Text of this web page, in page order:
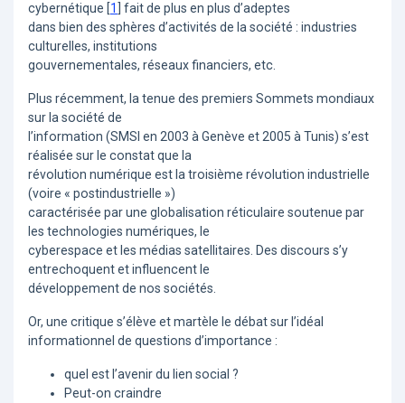
cybernétique [1
fait de plus en plus d’adeptes
dans bien des sphères d’activités de la société : industries
culturelles, institutions
gouvernementales, réseaux financiers, etc.
Plus récemment, la tenue des premiers Sommets mondiaux
sur la société de
l’information (SMSI en 2003 à Genève et 2005 à Tunis) s’est
réalisée sur le constat que la
révolution numérique est la troisième révolution industrielle
(voire « postindustrielle »)
caractérisée par une globalisation réticulaire soutenue par
les technologies numériques, le
cyberespace et les médias satellitaires. Des discours s’y
entrechoquent et influencent le
développement de nos sociétés.
Or, une critique s’élève et martèle le débat sur l’idéal
informationnel de questions d’importance :
quel est l’avenir du lien social ?
Peut-on craindre